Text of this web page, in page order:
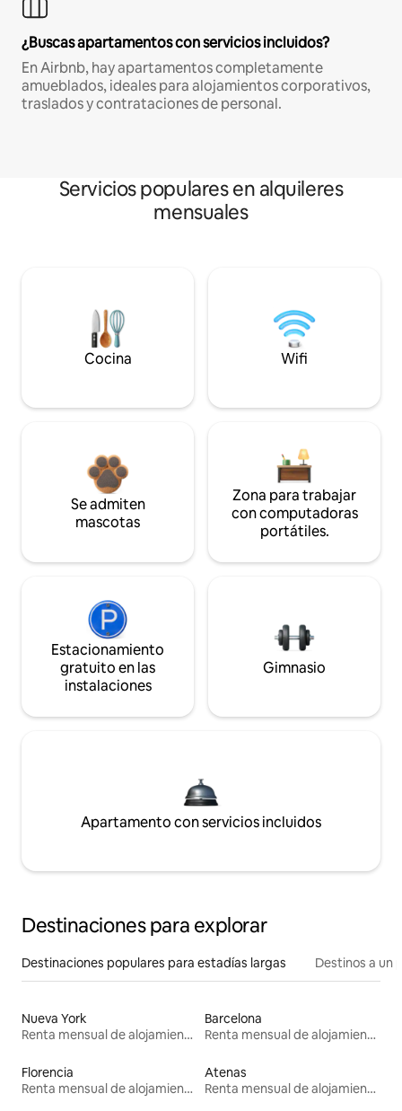
¿Buscas apartamentos con servicios incluidos?
En Airbnb, hay apartamentos completamente
amueblados, ideales para alojamientos corporativos,
traslados y contrataciones de personal.
Servicios populares en alquileres
mensuales
Cocina Wifi
Se admiten
mascotas
Zona para trabajar
con computadoras
portátiles.
Estacionamiento
gratuito en las
instalaciones
Gimnasio
Apartamento con servicios incluidos
Destinaciones para explorar
Destinaciones populares para estadías largas Destinos a un
Nueva York
Renta mensual de alojamientos
Barcelona
Renta mensual de alojamientos
Florencia
Renta mensual de alojamientos
Atenas
Renta mensual de alojamientos